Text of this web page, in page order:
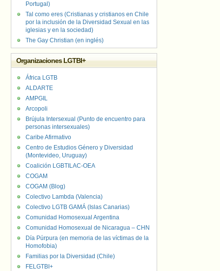
Portugal)
Tal como eres (Cristianas y cristianos en Chile
por la inclusión de la Diversidad Sexual en las
iglesias y en la sociedad)
The Gay Christian (en inglés)
Organizaciones LGTBI+
África LGTB
ALDARTE
AMPGIL
Arcopoli
Brújula Intersexual (Punto de encuentro para
personas intersexuales)
Caribe Afirmativo
Centro de Estudios Género y Diversidad
(Montevideo, Uruguay)
Coalición LGBTILAC-OEA
COGAM
COGAM (Blog)
Colectivo Lambda (Valencia)
Colectivo LGTB GAMÁ (Islas Canarias)
Comunidad Homosexual Argentina
Comunidad Homosexual de Nicaragua – CHN
Día Púrpura (en memoria de las víctimas de la
Homofobia)
Familias por la Diversidad (Chile)
FELGTBI+